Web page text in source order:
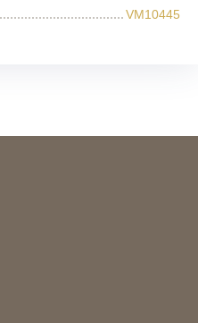
VM10445